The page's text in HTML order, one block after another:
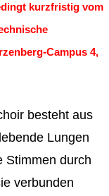
kurzfristig vom
Campus 4,
besteht aus
Lungen
Stimmen durch
verbunden